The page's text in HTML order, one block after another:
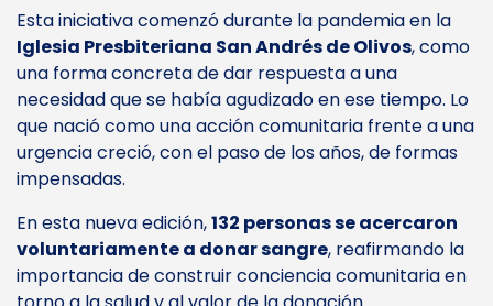
Esta iniciativa comenzó durante la pandemia en la
Iglesia Presbiteriana San Andrés de Olivos, como
una forma concreta de dar respuesta a una
necesidad que se había agudizado en ese tiempo. Lo
que nació como una acción comunitaria frente a una
urgencia creció, con el paso de los años, de formas
impensadas.
En esta nueva edición,132 personas se acercaron
voluntariamente a donar sangre, reafirmando la
importancia de construir conciencia comunitaria en